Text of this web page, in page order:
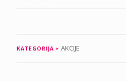
KATEGORIJA AKCIJE